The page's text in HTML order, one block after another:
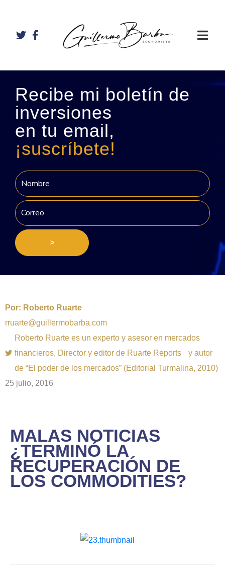
Recibe mi boletín de
inversiones
en tu email,
¡suscríbete!
>
Por: Roberto Ruarte
rruarte@guillermobarba.com
Roberto Ruarte es un experto y asesor en mercados
financieros, Director y editor de Ruarte Reports y autor
de “El poder de los mercados” (Editorial Turmalina, 2010)
25 julio, 2016
MALAS NOTICIAS
¿TERMINÓ LA
RECUPERACIÓN DE
LOS COMMODITIES?